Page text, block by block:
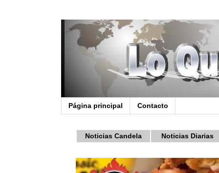
Página principal Contacto
Noticias Candela Noticias Diarias